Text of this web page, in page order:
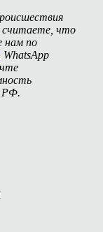
считаете, что
нам по
, WhatsApp
РФ.